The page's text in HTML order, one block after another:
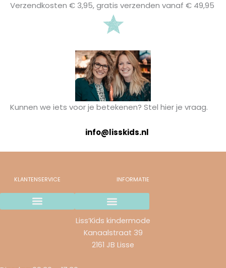
Verzendkosten € 3,95, gratis verzenden vanaf € 49,95
Kunnen we iets voor je betekenen? Stel hier je vraag.
info@lisskids.nl
KLANTENSERVICE INFORMATIE
Liss’Kids kindermode
Kanaalstraat 39
2161 JB Lisse